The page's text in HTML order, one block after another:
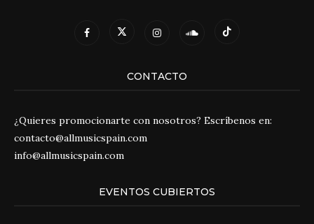
CONTACTO
¿Quieres promocionarte con nosotros? Escríbenos en:
contacto@allmusicspain.com
info@allmusicspain.com
EVENTOS CUBIERTOS